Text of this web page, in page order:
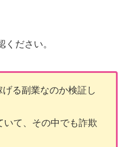
ださい。
る副業なのか検証し
て、その中でも詐欺